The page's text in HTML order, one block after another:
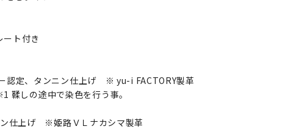
ート付き
認定、タンニン仕上げ ※ yu-i FACTORY製革
の途中で染色を行う事。
仕上げ ※姫路ＶＬナカシマ製革